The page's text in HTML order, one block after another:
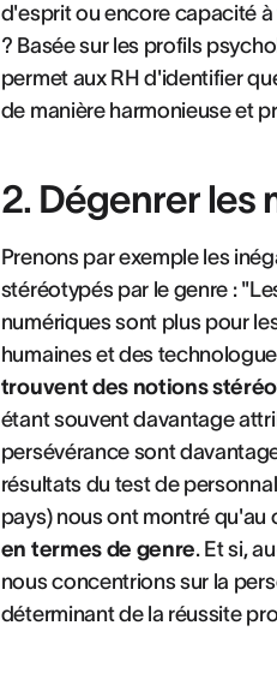
d'esprit ou encore capacité
? Basée sur les profils
permet aux RH d'identifier
de manière harmonieuse et
2. Dégenrer les
Prenons par exemple les
stéréotypés par le genre :
numériques sont plus pour
humaines et des
trouvent des notions
étant souvent davantage
persévérance sont
résultats du test de
pays) nous ont montré qu'au
en termes de genre. Et si,
nous concentrions sur la
déterminant de la réussite